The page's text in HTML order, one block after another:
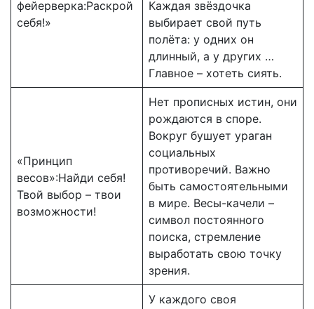
фейерверка:Раскрой
себя!»
Каждая звёздочка
выбирает свой путь
полёта: у одних он
длинный, а у других …
Главное – хотеть сиять.
«Принцип
весов»:Найди себя!
Твой выбор – твои
возможности!
Нет прописных истин, они
рождаются в споре.
Вокруг бушует ураган
социальных
противоречий. Важно
быть самостоятельными
в мире. Весы-качели –
символ постоянного
поиска, стремление
выработать свою точку
зрения.
У каждого своя